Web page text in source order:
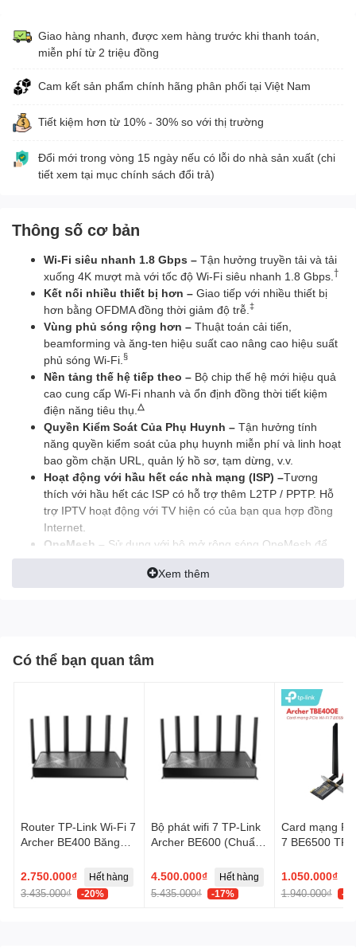
Giao hàng nhanh, được xem hàng trước khi thanh toán,
miễn phí từ 2 triệu đồng
Cam kết sản phẩm chính hãng phân phối tại Việt Nam
Tiết kiệm hơn từ 10% - 30% so với thị trường
Đổi mới trong vòng 15 ngày nếu có lỗi do nhà sản xuất (chi
tiết xem tại mục chính sách đổi trả)
Thông số cơ bản
Wi-Fi siêu nhanh 1.8 Gbps – Tận hưởng truyền tải và tải
xuống 4K mượt mà với tốc độ Wi-Fi siêu nhanh 1.8 Gbps. †
Kết nối nhiều thiết bị hơn – Giao tiếp với nhiều thiết bị
hơn bằng OFDMA đồng thời giảm độ trễ. ‡
Vùng phủ sóng rộng hơn – Thuật toán cải tiến,
beamforming và ăng-ten hiệu suất cao nâng cao hiệu suất
phủ sóng Wi-Fi. §
Nền tảng thế hệ tiếp theo – Bộ chip thế hệ mới hiệu quả
cao cung cấp Wi-Fi nhanh và ổn định đồng thời tiết kiệm
điện năng tiêu thụ. △
Quyền Kiểm Soát Của Phụ Huynh – Tận hưởng tính
năng quyền kiểm soát của phụ huynh miễn phí và linh hoạt
bao gồm chặn URL, quản lý hồ sơ, tạm dừng, v.v.
Hoạt động với hầu hết các nhà mạng (ISP) –Tương
thích với hầu hết các ISP có hỗ trợ thêm L2TP / PPTP. Hỗ
trợ IPTV hoạt động với TV hiện có của bạn qua hợp đồng
Internet.
OneMesh – Sử dụng với bộ mở rộng sóng OneMesh để
phủ sóng toàn bộ ngôi nhà và tận hưởng chuyển vùng
mượt mà giữa các tín hiệu.Xem thêm
Có thể bạn quan tâm
Router TP-Link Wi-Fi 7
Archer BE400 Băng
2.750.000₫
3.435.000₫ -20%
Hết hàng
Bộ phát wifi 7 TP-Link
Archer BE600 (Chuẩn
ten ngoài/ EasyMesh)
4.500.000₫
5.435.000₫ -17%
Hết hàng
Card mạng
7 BE6500 TP-
1.050.000₫
1.940.000₫ -